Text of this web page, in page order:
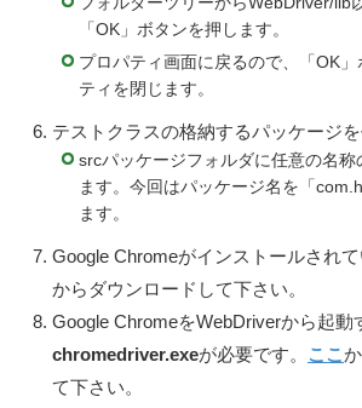
「OK」ボタンを押します。
プロパティ画面に戻るので、「OK
ティを閉じます。
テストクラスの格納するパッケージを
srcパッケージフォルダに任意の名称
ます。今回はパッケージ名を「
ます。
Google Chromeがインストールされて
からダウンロードして下さい。
Google ChromeをWebDriverから起動
chromedriver.exeが必要です。 ここ
て下さい。